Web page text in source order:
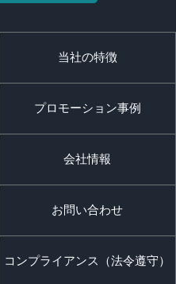
当社の特徴
プロモーション事例
会社情報
お問い合わせ
コンプライアンス（法令遵守）